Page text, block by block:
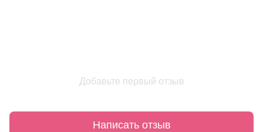
Добавьте первый отзыв
Написать отзыв